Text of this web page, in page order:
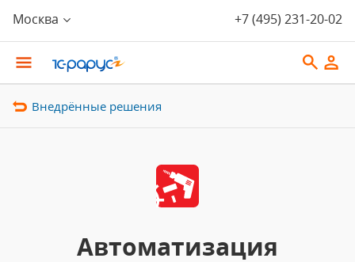
Москва +7 (495) 231-20-02
Внедрённые решения
Автоматизация